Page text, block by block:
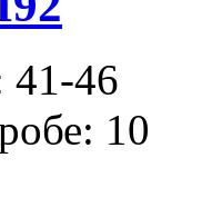
41-46
10